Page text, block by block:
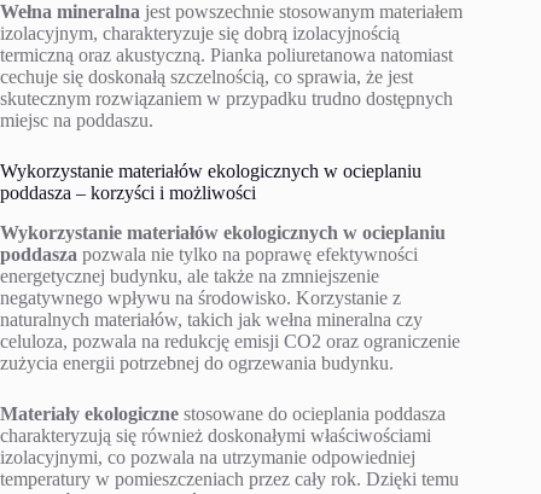
Wełna mineralna jest powszechnie stosowanym materiałem
izolacyjnym, charakteryzuje się dobrą izolacyjnością
termiczną oraz akustyczną. Pianka poliuretanowa natomiast
cechuje się doskonałą szczelnością, co sprawia, że jest
skutecznym rozwiązaniem w przypadku trudno dostępnych
miejsc na poddaszu.
Wykorzystanie materiałów ekologicznych w ocieplaniu
poddasza – korzyści i możliwości
Wykorzystanie materiałów ekologicznych w ocieplaniu
poddasza pozwala nie tylko na poprawę efektywności
energetycznej budynku, ale także na zmniejszenie
negatywnego wpływu na środowisko. Korzystanie z
naturalnych materiałów, takich jak wełna mineralna czy
celuloza, pozwala na redukcję emisji CO2 oraz ograniczenie
zużycia energii potrzebnej do ogrzewania budynku.
Materiały ekologiczne stosowane do ocieplania poddasza
charakteryzują się również doskonałymi właściwościami
izolacyjnymi, co pozwala na utrzymanie odpowiedniej
temperatury w pomieszczeniach przez cały rok. Dzięki temu